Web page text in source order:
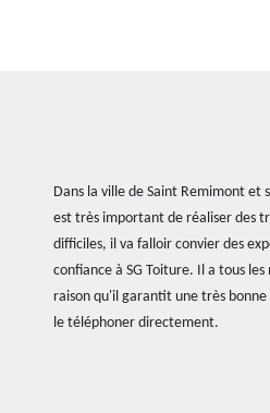
Dans la ville de Saint Remimont et
est très important de réaliser des
difficiles, il va falloir convier des
confiance à SG Toiture. Il a tous
raison qu'il garantit une très
le téléphoner directement.